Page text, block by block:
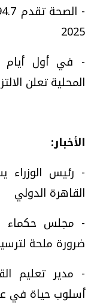
2025
- في أول أيام
المحلية تعلن
الأخبار:
- رئيس الوزراء
القاهرة الدولي
- مجلس حكماء
ضرورة ملحة
- مدير تعليم
أسلوب حياة في